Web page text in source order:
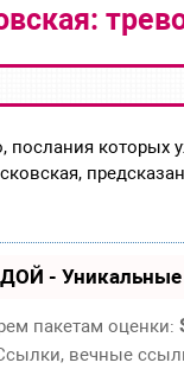
послания
- Уникальные
пакетам оценки:
вечные